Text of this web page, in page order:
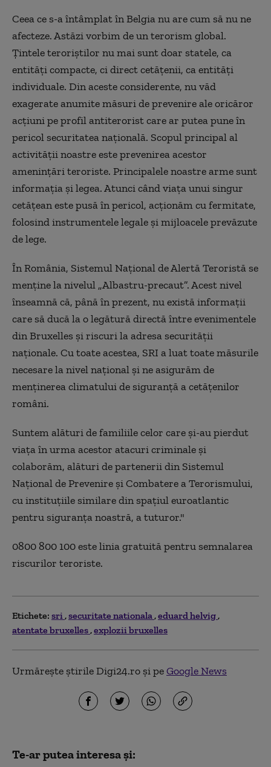
Ceea ce s-a întâmplat în Belgia nu are cum să nu ne
afecteze. Astăzi vorbim de un terorism global.
Țintele teroriștilor nu mai sunt doar statele, ca
entități compacte, ci direct cetățenii, ca entități
individuale. Din aceste considerente, nu văd
exagerate anumite măsuri de prevenire ale oricăror
acțiuni pe profil antiterorist care ar putea pune în
pericol securitatea națională. Scopul principal al
activității noastre este prevenirea acestor
amenințări teroriste. Principalele noastre arme sunt
informația și legea. Atunci când viața unui singur
cetățean este pusă în pericol, acționăm cu fermitate,
folosind instrumentele legale și mijloacele prevăzute
de lege.
În România, Sistemul Național de Alertă Teroristă se
menține la nivelul „Albastru-precaut”. Acest nivel
înseamnă că, până în prezent, nu există informații
care să ducă la o legătură directă între evenimentele
din Bruxelles și riscuri la adresa securității
naționale. Cu toate acestea, SRI a luat toate măsurile
necesare la nivel național și ne asigurăm de
menținerea climatului de siguranță a cetățenilor
români.
Suntem alături de familiile celor care și-au pierdut
viața în urma acestor atacuri criminale și
colaborăm, alături de partenerii din Sistemul
Național de Prevenire și Combatere a Terorismului,
cu instituțiile similare din spațiul euroatlantic
pentru siguranța noastră, a tuturor."
0800 800 100 este linia gratuită pentru semnalarea
riscurilor teroriste.
Etichete: sri securitate nationala eduard helvig
atentate bruxelles explozii bruxelles
Urmărește știrile Digi24.ro și peGoogle News
Te-ar putea interesa și: